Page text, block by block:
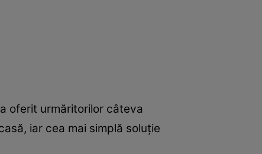
oferit urmăritorilor câteva
iar cea mai simplă soluție